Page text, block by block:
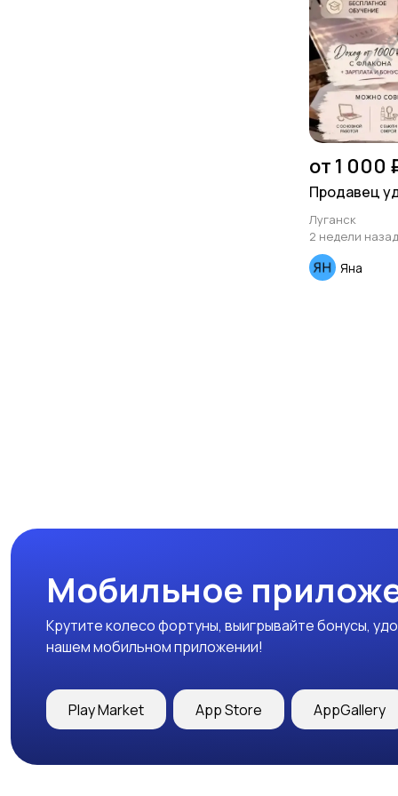
от 1 000
Продавец
Луганск
2 недели назад
Яна
Мобильное
Крутите колесо фортуны, выигрывайте бонусы,
нашем мобильном приложении!
Play Market App Store AppGallery